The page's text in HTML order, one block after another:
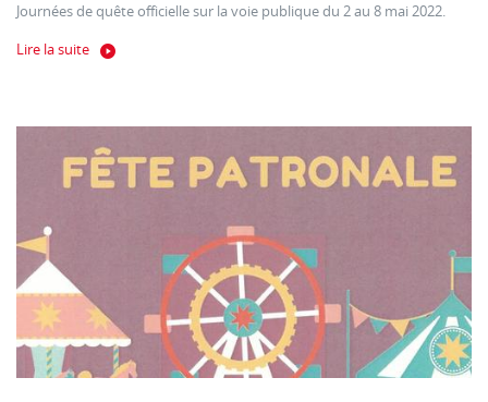
Journées de quête officielle sur la voie publique du 2 au 8 mai 2022.
Lire la suite